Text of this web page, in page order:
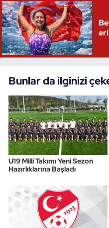
Bunlar da ilginizi
U19 Milli Takımı Yeni Sezon
Hazırlıklarına Başladı